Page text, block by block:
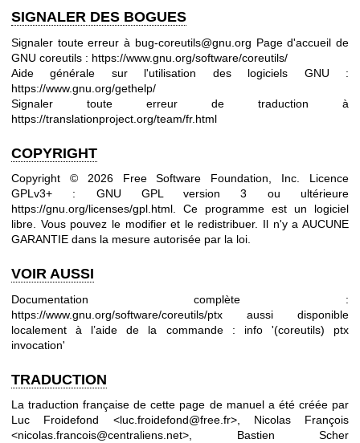
SIGNALER DES BOGUES
Signaler toute erreur à bug-coreutils@gnu.org Page d'accueil de
GNU coreutils : https://www.gnu.org/software/coreutils/
Aide générale sur l'utilisation des logiciels GNU :
https://www.gnu.org/gethelp/
Signaler toute erreur de traduction à
https://translationproject.org/team/fr.html
COPYRIGHT
Copyright © 2026 Free Software Foundation, Inc. Licence
GPLv3+ : GNU GPL version 3 ou ultérieure
https://gnu.org/licenses/gpl.html. Ce programme est un logiciel
libre. Vous pouvez le modifier et le redistribuer. Il n'y a AUCUNE
GARANTIE dans la mesure autorisée par la loi.
VOIR AUSSI
Documentation complète :
https://www.gnu.org/software/coreutils/ptx
aussi disponible
localement à l’aide de la commande : info '(coreutils) ptx
invocation'
TRADUCTION
La traduction française de cette page de manuel a été créée par
Luc Froidefond <luc.froidefond@free.fr>, Nicolas François
<nicolas.francois@centraliens.net>, Bastien Scher